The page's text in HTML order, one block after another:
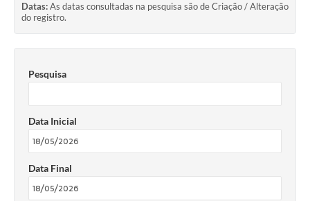
Defesa Civil
AQUI TEM SEBRAE
DOCUMENTOS
Cultura
Conheça Delfim Moreira
Datas:As datas consultadas na pesquisa são de Criação / Alteração
do registro.
Pesquisa
Data Inicial
Data Final